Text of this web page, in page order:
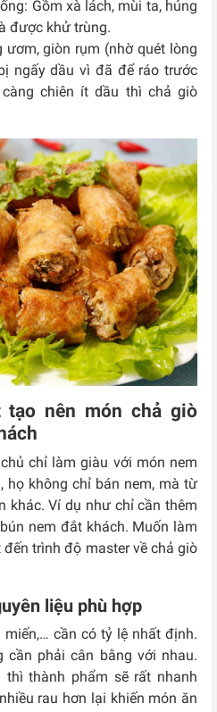
Gồm xà lách, mùi ta, húng
được khử trùng.
ươm, giòn rụm (nhờ quét lòng
ngấy dầu vì đã để ráo trước
chiên ít dầu thì chả giò
nên món chả giò
chỉ làm giàu với món nem
họ không chỉ bán nem, mà từ
khác. Ví dụ như chỉ cần thêm
nem đắt khách. Muốn làm
trình độ master về chả giò
liệu phù hợp
cần có tỷ lệ nhất định.
cần phải cân bằng với nhau.
thì thành phẩm sẽ rất nhanh
rau hơn lại khiến món ăn